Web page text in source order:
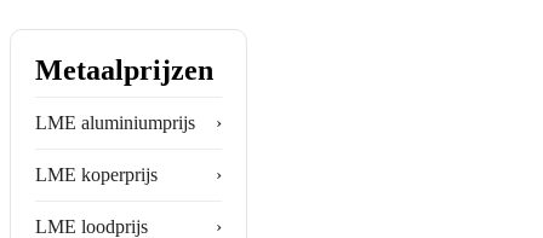
Metaalprijzen
LME aluminiumprijs ›
LME koperprijs ›
LME loodprijs ›